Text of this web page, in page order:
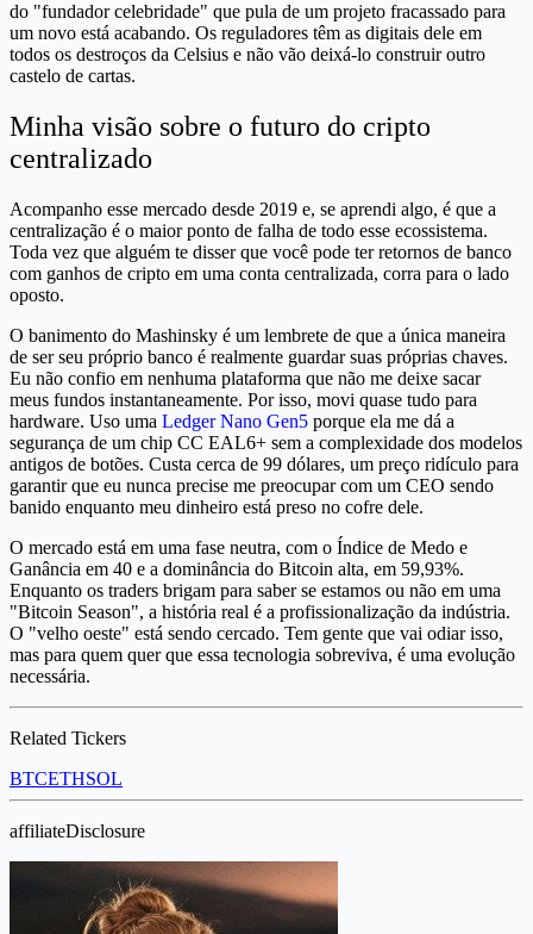
do "fundador celebridade" que pula de um projeto fracassado para
um novo está acabando. Os reguladores têm as digitais dele em
todos os destroços da Celsius e não vão deixá-lo construir outro
castelo de cartas.
Minha visão sobre o futuro do cripto
centralizado
Acompanho esse mercado desde 2019 e, se aprendi algo, é que a
centralização é o maior ponto de falha de todo esse ecossistema.
Toda vez que alguém te disser que você pode ter retornos de banco
com ganhos de cripto em uma conta centralizada, corra para o lado
oposto.
O banimento do Mashinsky é um lembrete de que a única maneira
de ser seu próprio banco é realmente guardar suas próprias chaves.
Eu não confio em nenhuma plataforma que não me deixe sacar
meus fundos instantaneamente. Por isso, movi quase tudo para
hardware. Uso uma Ledger Nano Gen5 porque ela me dá a
segurança de um chip CC EAL6+ sem a complexidade dos modelos
antigos de botões. Custa cerca de 99 dólares, um preço ridículo para
garantir que eu nunca precise me preocupar com um CEO sendo
banido enquanto meu dinheiro está preso no cofre dele.
O mercado está em uma fase neutra, com o Índice de Medo e
Ganância em 40 e a dominância do Bitcoin alta, em 59,93%.
Enquanto os traders brigam para saber se estamos ou não em uma
"Bitcoin Season", a história real é a profissionalização da indústria.
O "velho oeste" está sendo cercado. Tem gente que vai odiar isso,
mas para quem quer que essa tecnologia sobreviva, é uma evolução
necessária.
Related Tickers
BTCETHSOL
affiliateDisclosure